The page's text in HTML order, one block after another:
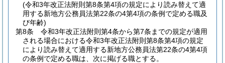
(令和3年改正法附則第8条第4項の規定により読み替えて適
用する新地方公務員法第22条の4第4項の条例で定める職及
び年齢)
第8条
令和3年改正法附則第4条から第7条までの規定が適用
される場合における令和3年改正法附則第8条第4項の規定
により読み替えて適用する新地方公務員法第22条の4第4項
の条例で定める職は、次に掲げる職とする。